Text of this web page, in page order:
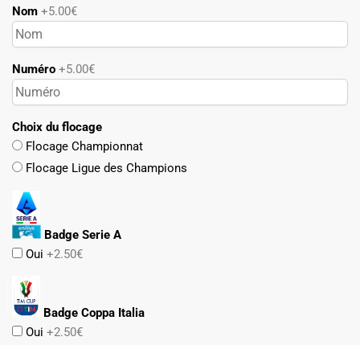
Nom +5.00€
Numéro +5.00€
Choix du flocage
Flocage Championnat
Flocage Ligue des Champions
Badge Serie A
Oui +2.50€
Badge Coppa Italia
Oui +2.50€